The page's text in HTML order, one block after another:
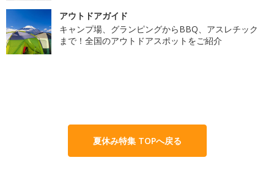
アウトドアガイド
キャンプ場、グランピングからBBQ、アスレチック
まで！全国のアウトドアスポットをご紹介
夏休み特集 TOPへ戻る